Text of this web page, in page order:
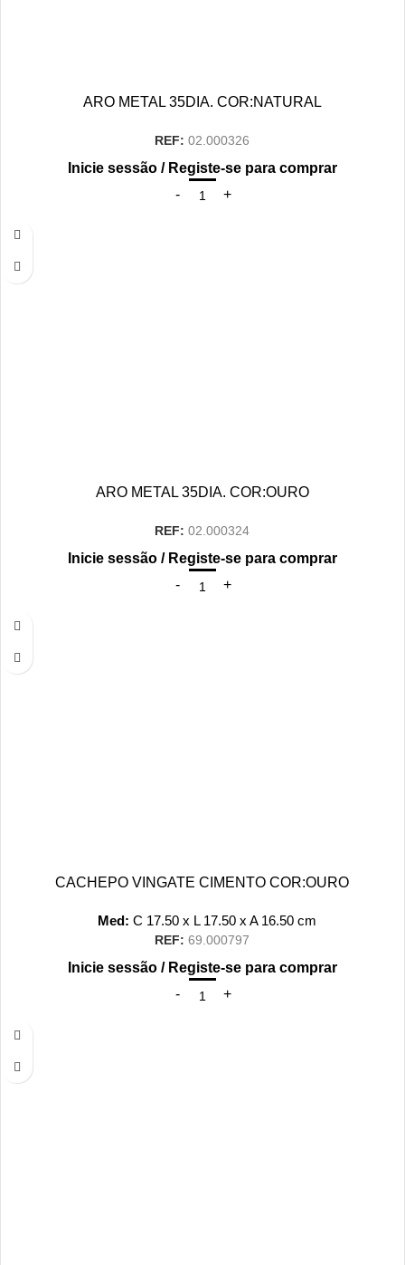
ARO METAL 35DIA. COR:NATURAL
REF: 02.000326
Inicie sessão / Registe-se para comprar
ARO METAL 35DIA. COR:OURO
REF: 02.000324
Inicie sessão / Registe-se para comprar
CACHEPO VINGATE CIMENTO COR:OURO
Med: C 17.50 x L 17.50 x A 16.50cm
REF: 69.000797
Inicie sessão / Registe-se para comprar